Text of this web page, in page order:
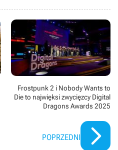
Frostpunk 2 i Nobody Wants to
Die to najwięksi zwycięzcy Digital
Dragons Awards 2025
POPRZEDNI